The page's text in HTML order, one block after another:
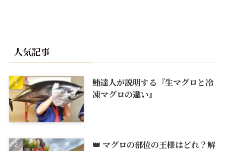
人気記事
鮪達人が説明する『生マグロと冷
凍マグロの違い』
👑 マグロの部位の王様はどれ？解